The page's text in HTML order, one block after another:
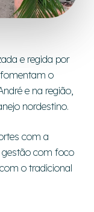
e regida por
fomentam o
e na região,
nordestino.
com a
com foco
o tradicional